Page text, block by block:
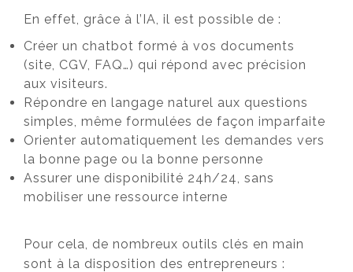
En effet, grâce à l’IA, il est possible de :
Créer un chatbot formé à vos documents
(site, CGV, FAQ…) qui répond avec précision
aux visiteurs.
Répondre en langage naturel aux questions
simples, même formulées de façon imparfaite
Orienter automatiquement les demandes vers
la bonne page ou la bonne personne
Assurer une disponibilité 24h/24, sans
mobiliser une ressource interne
Pour cela, de nombreux outils clés en main
sont à la disposition des entrepreneurs :